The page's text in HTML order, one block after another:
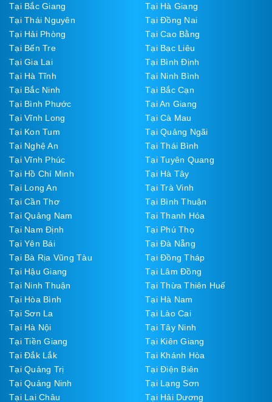
Tại Bắc Giang
Tại Hà Giang
Tại Thái Nguyên
Tại Đồng Nai
Tại Hải Phòng
Tại Cao Bằng
Tại Bến Tre
Tại Bạc Liêu
Tại Gia Lai
Tại Bình Định
Tại Hà Tĩnh
Tại Ninh Bình
Tại Bắc Ninh
Tại Bắc Cạn
Tại Bình Phước
Tại An Giang
Tại Vĩnh Long
Tại Cà Mau
Tại Kon Tum
Tại Quảng Ngãi
Tại Nghệ An
Tại Thái Bình
Tại Vĩnh Phúc
Tại Tuyên Quang
Tại Hồ Chí Minh
Tại Hà Tây
Tại Long An
Tại Trà Vinh
Tại Cần Thơ
Tại Bình Thuận
Tại Quảng Nam
Tại Thanh Hóa
Tại Nam Định
Tại Phú Thọ
Tại Yên Bái
Tại Đà Nẵng
Tại Bà Rịa Vũng Tàu
Tại Đồng Tháp
Tại Hậu Giang
Tại Lâm Đồng
Tại Ninh Thuận
Tại Thừa Thiên Huế
Tại Hòa Bình
Tại Hà Nam
Tại Sơn La
Tại Lào Cai
Tại Hà Nội
Tại Tây Ninh
Tại Tiền Giang
Tại Kiên Giang
Tại Đắk Lắk
Tại Khánh Hòa
Tại Quảng Trị
Tại Điện Biên
Tại Quảng Ninh
Tại Lạng Sơn
Tại Lai Châu
Tại Hải Dương